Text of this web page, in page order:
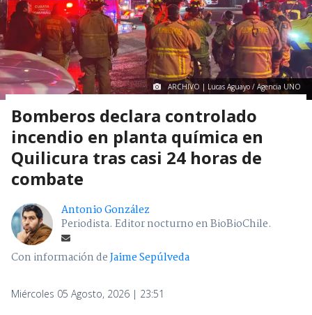
ARCHIVO | Lucas Aguayo / Agencia UNO
Bomberos declara controlado
incendio en planta química en
Quilicura tras casi 24 horas de
combate
Antonio González
Periodista. Editor nocturno en BioBioChile.
Con información deJaime Sepúlveda
Miércoles 05 Agosto, 2026 | 23:51